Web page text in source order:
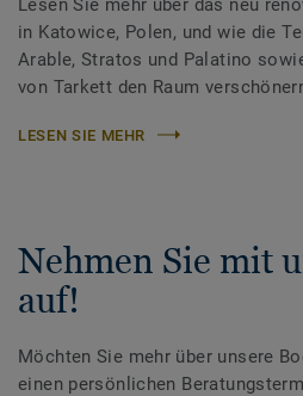
Lesen Sie mehr über das neu
in Katowice, Polen, und wie die
Arable, Stratos und Palatino
von Tarkett den Raum
LESEN SIE MEHR
Nehmen Sie mit
auf!
Möchten Sie mehr über unsere
einen persönlichen